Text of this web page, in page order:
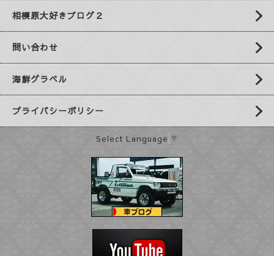
相模原大好きブログ２
問い合わせ
海鮮グラベル
プライバシーポリシー
Select Language ▼